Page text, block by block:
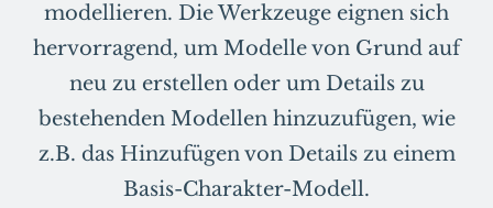
modellieren. Die Werkzeuge eignen sich
hervorragend, um Modelle von Grund auf
neu zu erstellen oder um Details zu
bestehenden Modellen hinzuzufügen, wie
z.B. das Hinzufügen von Details zu einem
Basis-Charakter-Modell.